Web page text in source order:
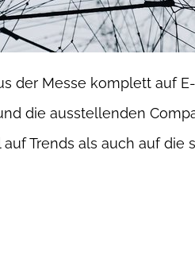
der Messe komplett auf
die ausstellenden
Trends als auch auf